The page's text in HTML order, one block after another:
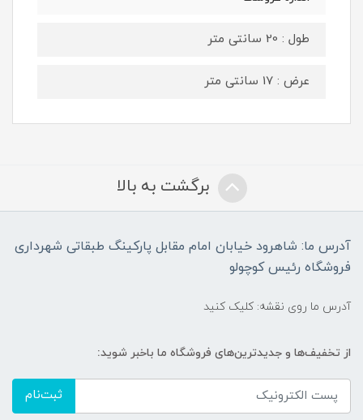
طول : 20 سانتی متر
عرض : 17 سانتی متر
برگشت به بالا
آدرس ما: شاهرود خیابان امام مقابل پارکینگ طبقاتی شهرداری
فروشگاه رئیس کوچولو
آدرس ما روی نقشه: کلیک کنید
از تخفیف‌ها و جدیدترین‌های فروشگاه ما باخبر شوید:
ثبت‌نام